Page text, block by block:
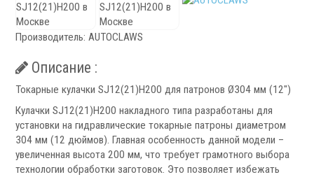
Инструментальная оснастка
Производитель:AUTOCLAWS
Описание :
Токарные кулачки SJ12(21)H200 для патронов Ø304 мм (12")
Кулачки SJ12(21)H200 накладного типа разработаны для
установки на гидравлические токарные патроны диаметром
304 мм (12 дюймов). Главная особенность данной модели –
увеличенная высота 200 мм, что требует грамотного выбора
технологии обработки заготовок. Это позволяет избежать